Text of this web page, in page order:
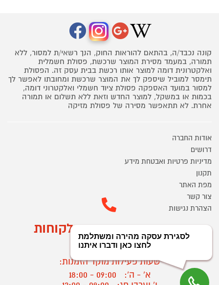
קונה נכבד/ה, בהתאם להוראות החוק, הנך רשאי/ת למסור, ללא
תמורה, במעמד מסירת המוצר שרכשת, פסולת חשמלית
ואלקטרונית דומה למוצר אותו רכשת בבית עסק זה. הפסולת
תימסר למוביל שיספק לך את המוצר שרכשת ומחובתו לאפשר לך
למסור במועד האספקה פסולת ציוד חשמלי ואלקטרוני דומה,
בכמות או במשקל, למוצר החדש וזאת ללא תשלום או תמורה
אחרת. לא תתאפשר מסירה של פסולת מזיקה
אודות החברה
דרושים
מדיניות פרטיות ואבטחת מידע
תקנון
מפת האתר
צור קשר
הצהרת נגישות
מוקד הזמנות ושירות לקוחות
03-9545370
שעות פעילות מוקד הזמנות:
א' - ה':
09:00 - 18:00